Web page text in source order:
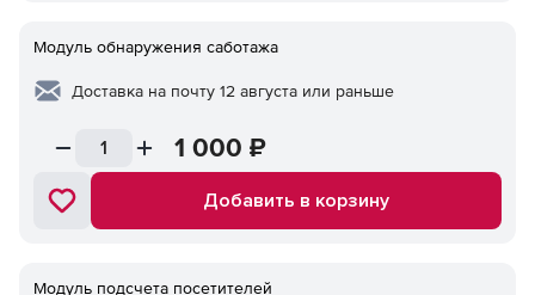
Модуль обнаружения саботажа
Доставка на почту 12 августа или раньше
1 000 ₽
Добавить в корзину
Модуль подсчета посетителей